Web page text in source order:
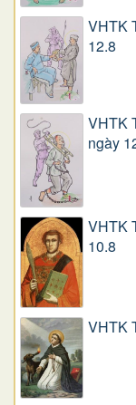
VHTK
12.8
VHTK
ngày
VHTK
10.8
VHTK